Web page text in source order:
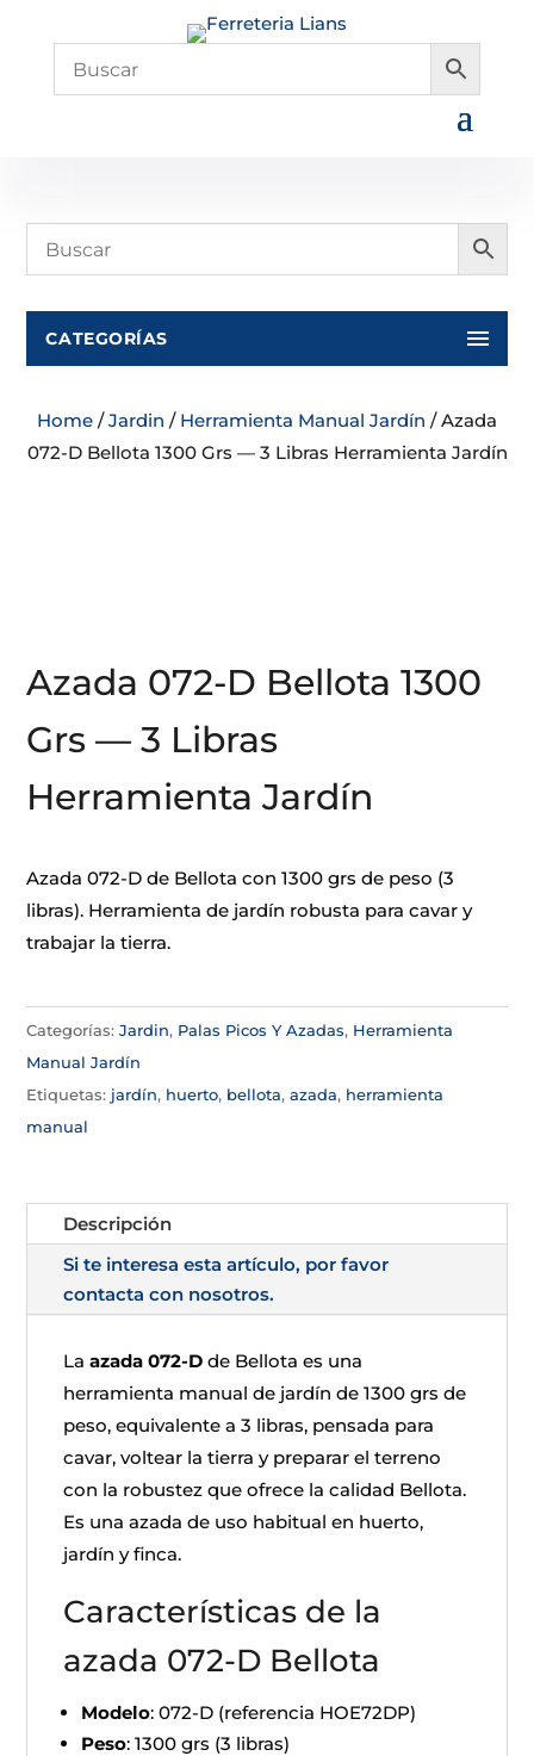
CATEGORÍAS
Home /Jardin / Herramienta Manual Jardín / Azada
072-D Bellota 1300 Grs — 3 Libras Herramienta Jardín
Azada 072-D Bellota 1300
Grs — 3 Libras
Herramienta Jardín
Azada 072-D de Bellota con 1300 grs de peso (3
libras). Herramienta de jardín robusta para cavar y
trabajar la tierra.
Categorías:Jardin, Palas Picos Y Azadas, Herramienta
Manual Jardín
Etiquetas: jardín, huerto, bellota,azada, herramienta
manual
Descripción
Si te interesa esta artículo, por favor
contacta con nosotros.
Laazada 072-D de Bellota es una
herramienta manual de jardín de 1300 grs de
peso, equivalente a 3 libras, pensada para
cavar, voltear la tierra y preparar el terreno
con la robustez que ofrece la calidad Bellota.
Es una azada de uso habitual en huerto,
jardín y finca.
Características de la
azada 072-D Bellota
Modelo: 072-D (referencia HOE72DP)
Peso: 1300 grs (3 libras)